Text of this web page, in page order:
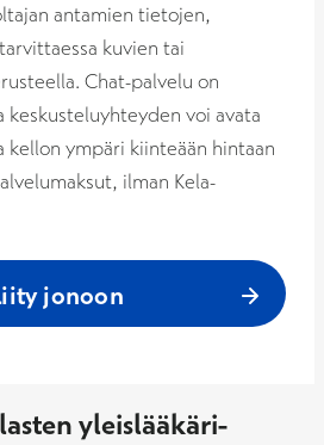
antamien tietojen,
kuvien tai
Chat-palvelu on
voi avata
ympäri kiinteään hintaan
ilman Kela-
jonoon
yleislääkäri-